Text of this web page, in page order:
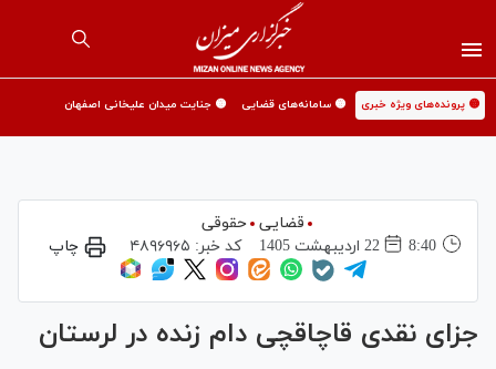
🟡 پرونده‌های ویژه خبری 🟡 سامانه‌های قضایی 🟡 جنایت میدان علیخانی اصفهان
قضایی حقوقی
8:40
22 ارديبهشت 1405 کد خبر: ۴۸۹۶۹۶۵ چاپ
جزای نقدی قاچاقچی دام زنده در لرستان